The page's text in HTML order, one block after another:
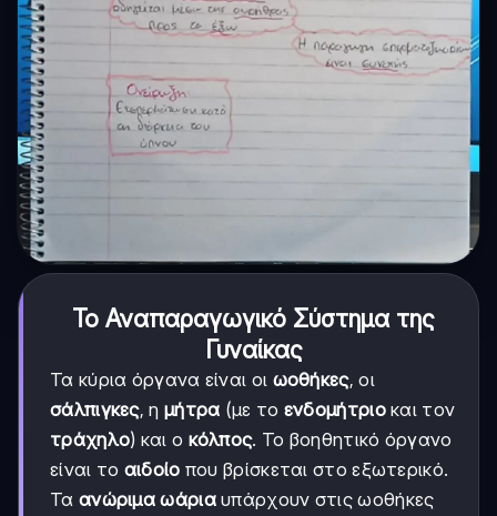
Το Αναπαραγωγικό Σύστημα της
Γυναίκας
Τα κύρια όργανα είναι οι ωοθήκες, οι
σάλπιγκες, η μήτρα (με το ενδομήτριοκαι τον
τράχηλο) και ο κόλπος. Το βοηθητικό όργανο
είναι το αιδοίο που βρίσκεται στο εξωτερικό.
Τα ανώριμα ωάριαυπάρχουν στις ωοθήκες